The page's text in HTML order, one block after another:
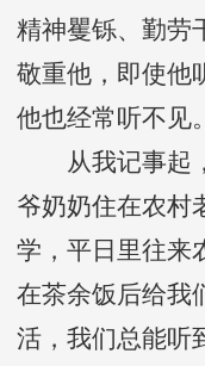
精神矍铄、勤劳
敬重他，即使他
他也经常听不见。
从我记事起，
爷奶奶住在农村
学，平日里往来
在茶余饭后给我
活，我们总能听